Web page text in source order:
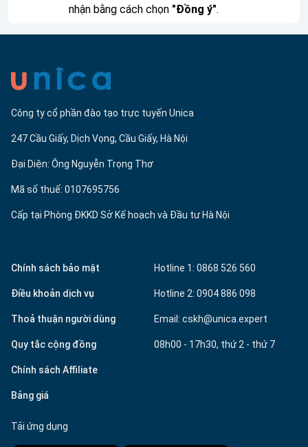
nhận bằng cách chọn "Đồng ý".
Công ty cổ phần đào tạo trực tuyến Unica
247 Cầu Giấy, Dịch Vọng, Cầu Giấy, Hà Nội
Đại Diện: Ông Nguyễn Trọng Thơ
Mã số thuế: 0107695756
Cấp tại Phòng ĐKKD Sở Kế hoạch và Đầu tư Hà Nội
Chính sách bảo mật
Điều khoản dịch vụ
Thoả thuận người dùng
Quy tắc cộng đồng
Chính sách Affiliate
Bảng giá
Hotline 1: 0868 526 560
Hotline 2: 0904 886 098
Email: cskh@unica.expert
08h00 - 17h30, thứ 2 - thứ 7
Tải ứng dụng